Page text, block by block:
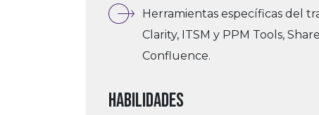
Herramientas específicas del
Clarity, ITSM y PPM Tools,
Confluence.
HABILIDADES